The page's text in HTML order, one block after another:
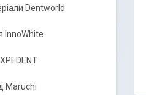
Dentworld
InnoWhite
Maruchi